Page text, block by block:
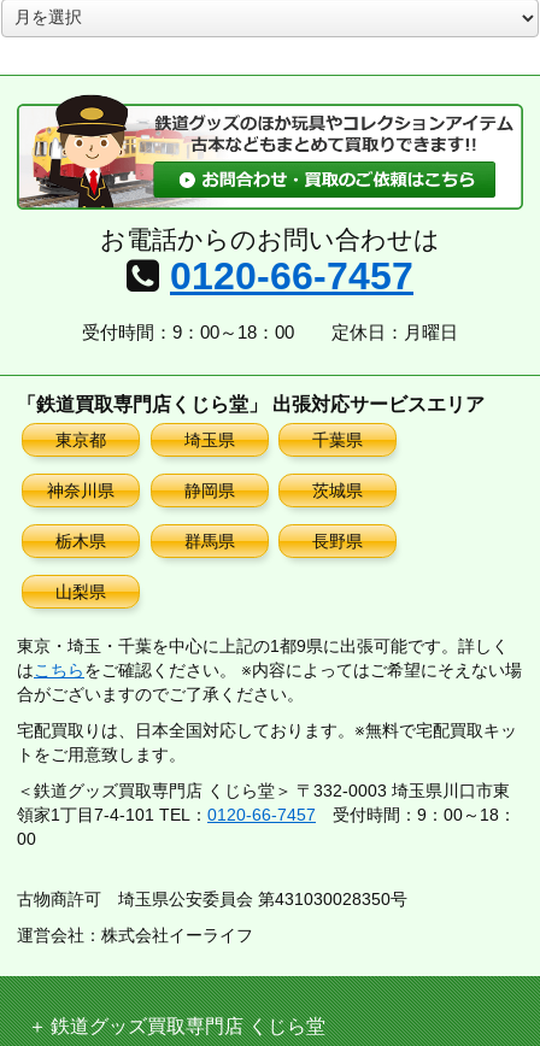
ア
ー
ブ
お電話からのお問い合わせは
0120-66-7457
受付時間：9：00～18：00 定休日：月曜日
「鉄道買取専門店くじら堂」 出張対応サービスエリア
東京都 埼玉県 千葉県
神奈川県 静岡県 茨城県
栃木県 群馬県 長野県
山梨県
東京・埼玉・千葉を中心に上記の1都9県に出張可能です。詳しく
はこちらをご確認ください。 ※内容によってはご希望にそえない場
合がございますのでご了承ください。
宅配買取りは、日本全国対応しております。※無料で宅配買取キッ
トをご用意致します。
＜鉄道グッズ買取専門店 くじら堂＞ 〒332-0003 埼玉県川口市東
領家1丁目7-4-101 TEL： 0120-66-7457 受付時間：9：00～18：
00
古物商許可 埼玉県公安委員会 第431030028350号
運営会社：株式会社イーライフ
鉄道グッズ買取専門店 くじら堂